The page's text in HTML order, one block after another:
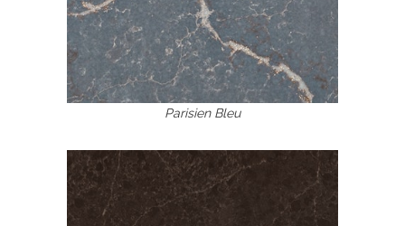
Parisien Bleu